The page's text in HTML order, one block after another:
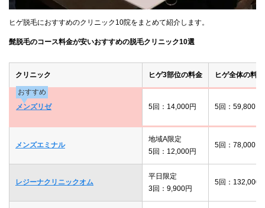
ヒゲ脱毛におすすめのクリニック10院をまとめて紹介します。
髭脱毛のコース料金が安いおすすめの脱毛クリニック10選
クリニック ヒゲ3部位の料金 ヒゲ全体の料金
おすすめ
メンズリゼ
5回：14,000円 5回：59,800円
メンズエミナル
地域A限定
5回：12,000円
5回：78,000円
レジーナクリニックオム
平日限定
3回：9,900円
5回：132,000